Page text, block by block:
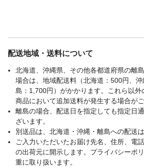
配送地域・送料について
北海道、沖縄県、その他各都道府県の離
場合は、地域配送料（北海道：500円、
島：1,700円）がかかります。これら以
商品において追加送料が発生する場合がご
離島の場合、配送日を指定しても指定日
ざいます。
別送品は、北海道・沖縄・離島への配送
ご入力いただいたお届け先名、住所、電
の出荷元に開示します。プライバシーポ
重に取り扱います。